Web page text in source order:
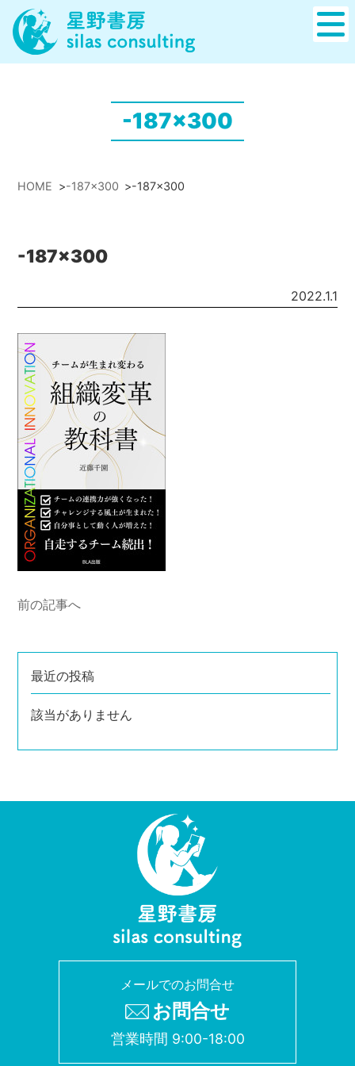
-187x300
HOME >-187x300 >-187x300
-187x300
2022.1.1
前の記事へ
最近の投稿
該当がありません
メールでのお問合せ
お問合せ
営業時間 9:00-18:00